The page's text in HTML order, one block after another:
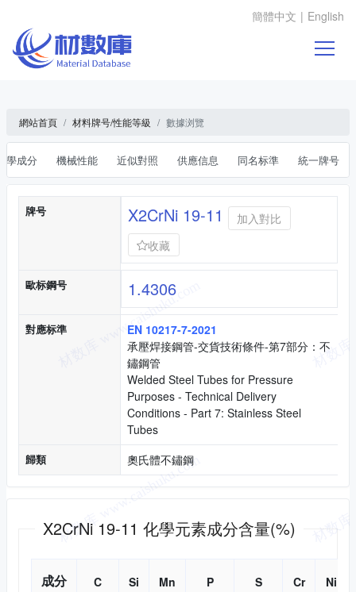
簡體中文 | English
網站首頁 材料牌号/性能等級 數據浏覽
學成分 機械性能 近似對照 供應信息 同名标準 統一牌号
基本信息
牌号 X2CrNi 19-11
加入對比
收藏
歐标鋼号 1.4306
對應标準
EN 10217-7-2021
承壓焊接鋼管-交貨技術條件-第7部分：不
鏽鋼管
Welded Steel Tubes for Pressure
Purposes - Technical Delivery
Conditions - Part 7: Stainless Steel
Tubes
歸類 奧氏體不鏽鋼
X2CrNi 19-11 化學元素成分含量(%)
成分 C Si Mn P S Cr Ni